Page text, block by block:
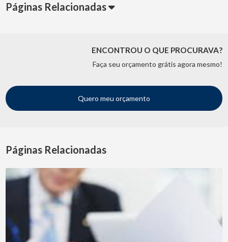
Páginas Relacionadas
ENCONTROU O QUE PROCURAVA?
Faça seu orçamento grátis agora mesmo!
Quero meu orçamento
Páginas Relacionadas